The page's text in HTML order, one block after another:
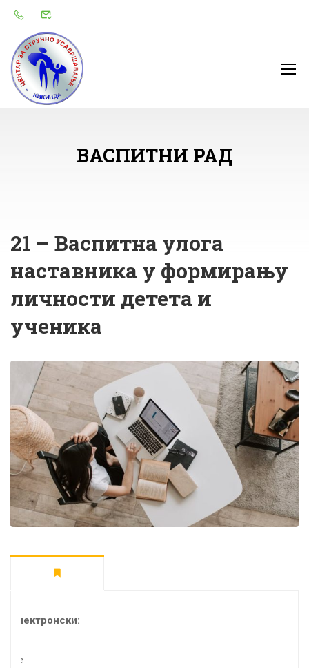
ВАСПИТНИ РАД
21 – Васпитна улога
наставника у формирању
личности детета и
ученика
Електронски:
Не